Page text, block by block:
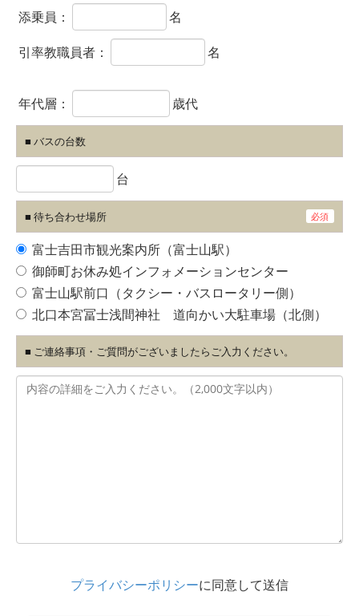
添乗員：
名
引率教職員者：
名
年代層： 歳代
■ バスの台数
台
■ 待ち合わせ場所 必須
富士吉田市観光案内所（富士山駅）
御師町お休み処インフォメーションセンター
富士山駅前口（タクシー・バスロータリー側）
北口本宮冨士浅間神社 道向かい大駐車場（北側）
■ ご連絡事項・ご質問がございましたらご入力ください。
プライバシーポリシーに同意して送信